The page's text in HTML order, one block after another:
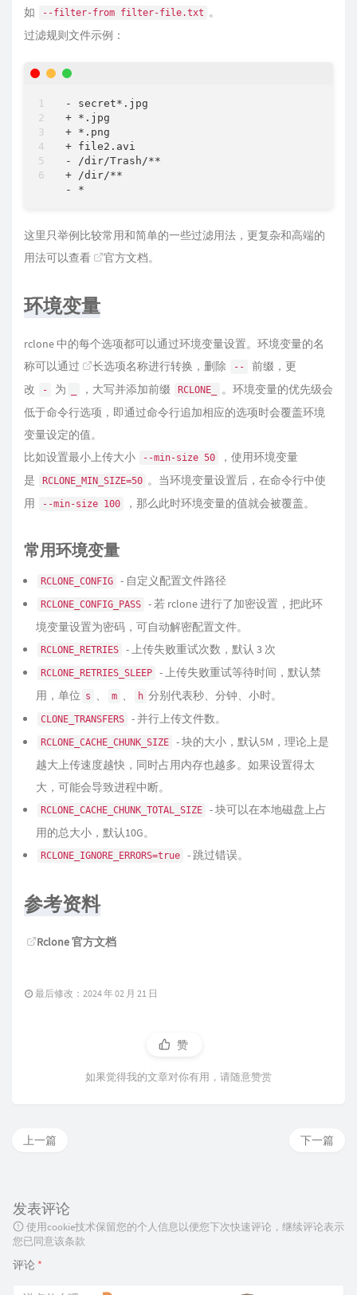
如 --filter-from filter-file.txt
。
过滤规则文件示例：
- secret*.jpg
+ *.jpg
+ *.png
+ file2.avi
- /dir/Trash/**
+ /dir/**
- *
这里只举例比较常用和简单的一些过滤用法，更复杂和高端的
用法可以查看
官方文档。
环境变量
rclone 中的每个选项都可以通过环境变量设置。环境变量的名
称可以通过
长选项名称进行转换，删除 --
前缀，更
改
- 为 ，大写并添加前缀 RCLONE_
。环境变量的优先级会
低于命令行选项，即通过命令行追加相应的选项时会覆盖环境
变量设定的值。
比如设置最小上传大小
--min-size 50
，使用环境变量
是
RCLONE_MIN_SIZE=50 。当环境变量设置后，在命令行中使
用
--min-size 100 ，那么此时环境变量的值就会被覆盖。
常用环境变量
RCLONE_CONFIG - 自定义配置文件路径
RCLONE_CONFIG_PASS
- 若 rclone 进行了加密设置，把此环
境变量设置为密码，可自动解密配置文件。
RCLONE_RETRIES - 上传失败重试次数，默认 3 次
RCLONE_RETRIES_SLEEP
- 上传失败重试等待时间，默认禁
用，单位 s 、 m 、 h 分别代表秒、分钟、小时。
CLONE_TRANSFERS - 并行上传文件数。
RCLONE_CACHE_CHUNK_SIZE
- 块的大小，默认5M，理论上是
越大上传速度越快，同时占用内存也越多。如果设置得太
大，可能会导致进程中断。
RCLONE_CACHE_CHUNK_TOTAL_SIZE
- 块可以在本地磁盘上占
用的总大小，默认10G。
RCLONE_IGNORE_ERRORS=true - 跳过错误。
参考资料
Rclone 官方文档
最后修改：2024 年 02 月 21 日
赞
如果觉得我的文章对你有用，请随意赞赏
下一篇
上一篇
发表评论
使用cookie技术保留您的个人信息以便您下次快速评论，继续评论表示
您已同意该条款
评论 *